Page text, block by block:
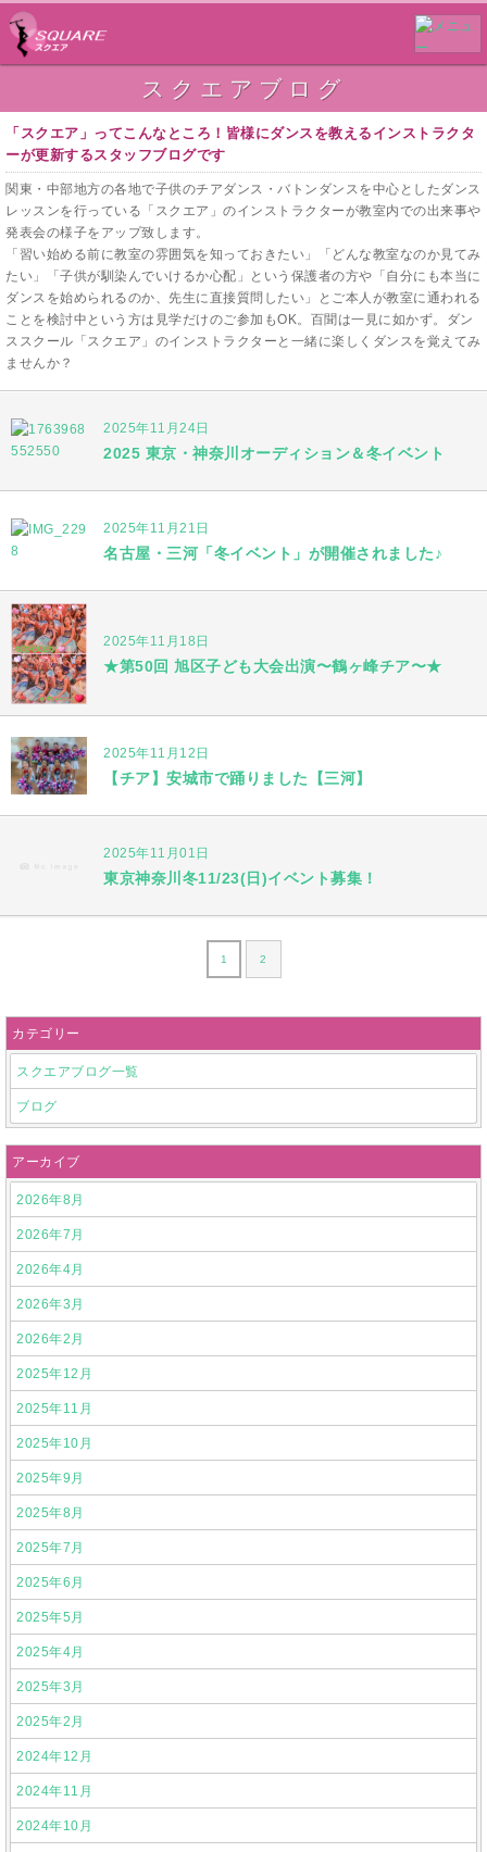
スクエアブログ
「スクエア」ってこんなところ！皆様にダンスを教えるインストラクタ
ーが更新するスタッフブログです
関東・中部地方の各地で子供のチアダンス・バトンダンスを中心としたダンス
レッスンを行っている「スクエア」のインストラクターが教室内での出来事や
発表会の様子をアップ致します。
「習い始める前に教室の雰囲気を知っておきたい」「どんな教室なのか見てみ
たい」「子供が馴染んでいけるか心配」という保護者の方や「自分にも本当に
ダンスを始められるのか、先生に直接質問したい」とご本人が教室に通われる
ことを検討中という方は見学だけのご参加もOK。百聞は一見に如かず。ダン
ススクール「スクエア」のインストラクターと一緒に楽しくダンスを覚えてみ
ませんか？
2025年11月24日
2025 東京・神奈川オーディション＆冬イベント
2025年11月21日
名古屋・三河「冬イベント」が開催されました♪
2025年11月18日
★第50回 旭区子ども大会出演〜鶴ヶ峰チア〜★
2025年11月12日
【チア】安城市で踊りました【三河】
2025年11月01日
東京神奈川冬11/23(日)イベント募集！
1 2
カテゴリー
スクエアブログ一覧
ブログ
アーカイブ
2026年8月
2026年7月
2026年4月
2026年3月
2026年2月
2025年12月
2025年11月
2025年10月
2025年9月
2025年8月
2025年7月
2025年6月
2025年5月
2025年4月
2025年3月
2025年2月
2024年12月
2024年11月
2024年10月